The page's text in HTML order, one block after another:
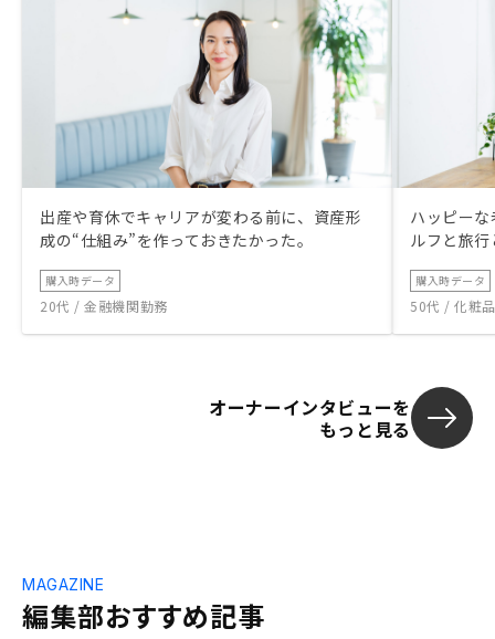
出産や育休でキャリアが変わる前に、資産形
成の“仕組み”を作っておきたかった。
購入時データ
20代 / 金融機関勤務
ハッピー
ルフと旅
購入時データ
50代 / 化粧
オーナーインタビューを
もっと見る
編集部おすすめ記事
MAGAZINE